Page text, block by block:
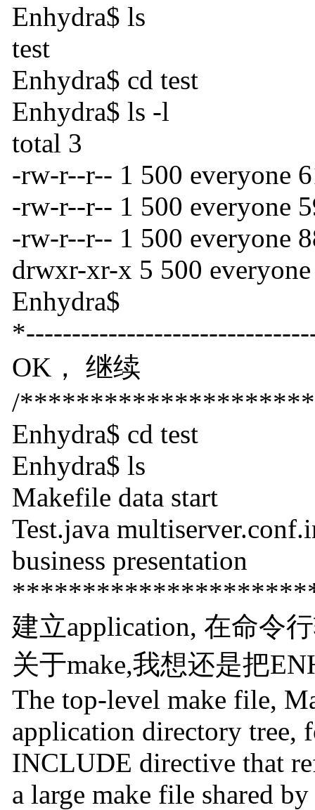
Enhydra$ ls
test
Enhydra$ cd test
Enhydra$ ls -l
total 3
-rw-r--r-- 1 500 everyone
-rw-r--r-- 1 500 everyone
-rw-r--r-- 1 500 everyone
drwxr-xr-x 5 500
Enhydra$
OK， 继续
/
Enhydra$ cd test
Enhydra$ ls
Makefile data start
Test.java
business presentation
建立application, 在命令
关于make,我想还是把
The top-level make file,
application directory tree,
INCLUDE directive that
a large make file shared